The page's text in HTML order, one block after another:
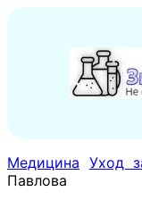
содержимому
Медицина Уход
Павлова